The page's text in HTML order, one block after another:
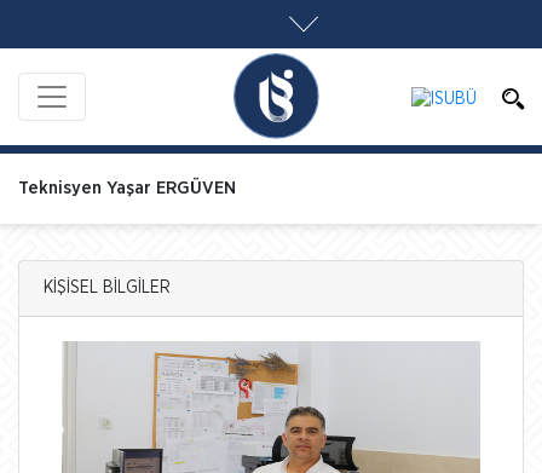
Teknisyen Yaşar ERGÜVEN
KİŞİSEL BİLGİLER